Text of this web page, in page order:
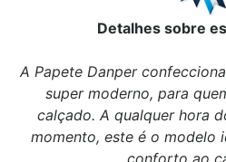
Detalhes sobre
A Papete Danper
super moderno, para
calçado. A qualquer hora
momento, este é o modelo